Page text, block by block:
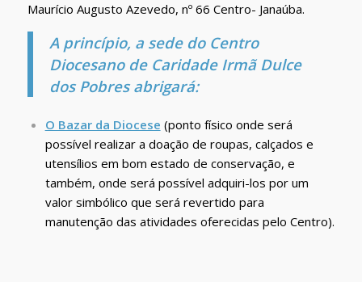
Maurício Augusto Azevedo, nº 66 Centro- Janaúba.
A princípio, a sede do Centro
Diocesano de Caridade Irmã Dulce
dos Pobres abrigará:
O Bazar da Diocese (ponto físico onde será
possível realizar a doação de roupas, calçados e
utensílios em bom estado de conservação, e
também, onde será possível adquiri-los por um
valor simbólico que será revertido para
manutenção das atividades oferecidas pelo Centro).